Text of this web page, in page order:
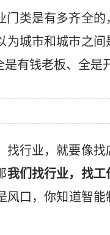
类是有多齐全
城市和城市之
有钱老板、全是
找行业，就要像
我们找行业，找工
风口，你知道智